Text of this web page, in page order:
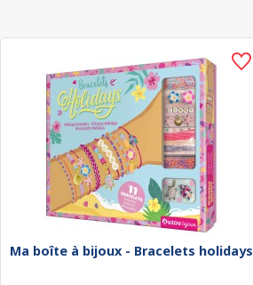
Ma boîte à bijoux - Bracelets holidays